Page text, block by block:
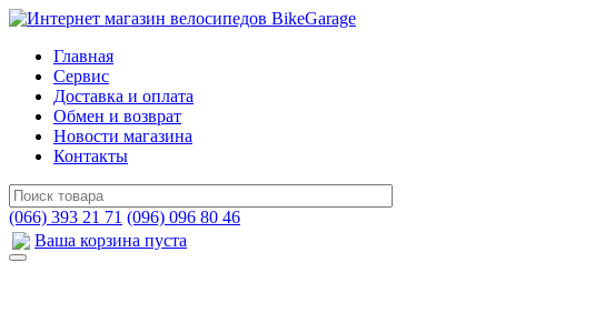
Главная
Сервис
Доставка и оплата
Обмен и возврат
Новости магазина
Контакты
(066) 393 21 71 (096) 096 80 46
Ваша корзина пуста